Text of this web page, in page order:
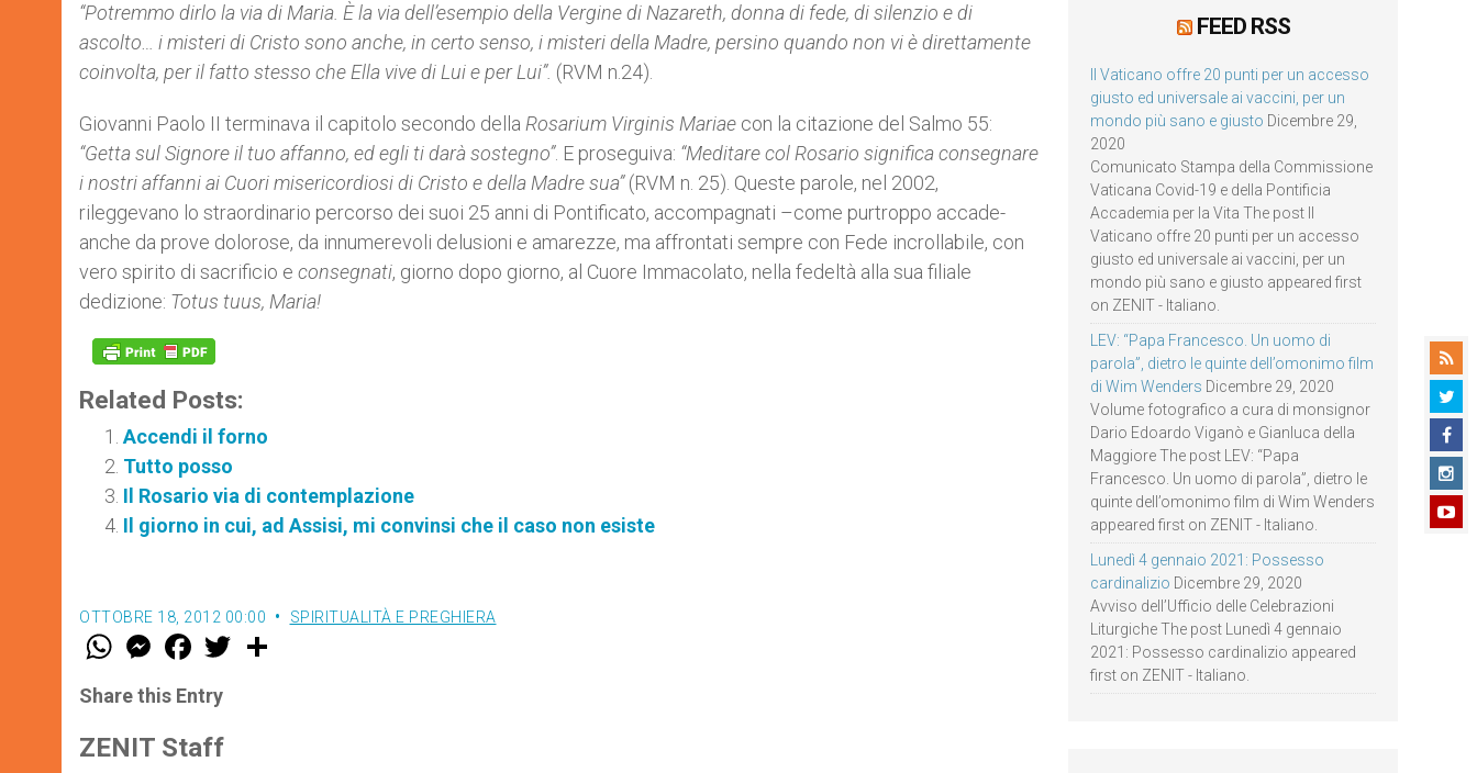
“Potremmo dirlo la via di Maria. È la via dell’esempio della Vergine di Nazareth, donna di fede, di silenzio e di
ascolto… i misteri di Cristo sono anche, in certo senso, i misteri della Madre, persino quando non vi è direttamente
coinvolta, per il fatto stesso che Ella vive di Lui e per Lui”. (RVM n.24).
Giovanni Paolo II terminava il capitolo secondo della Rosarium Virginis Mariae con la citazione del Salmo 55:
“Getta sul Signore il tuo affanno, ed egli ti darà sostegno”. E proseguiva: “Meditare col Rosario significa consegnare
i nostri affanni ai Cuori misericordiosi di Cristo e della Madre sua”(RVM n. 25). Queste parole, nel 2002,
rileggevano lo straordinario percorso dei suoi 25 anni di Pontificato, accompagnati –come purtroppo accade-
anche da prove dolorose, da innumerevoli delusioni e amarezze, ma affrontati sempre con Fede incrollabile, con
vero spirito di sacrificio e consegnati, giorno dopo giorno, al Cuore Immacolato, nella fedeltà alla sua filiale
dedizione: Totus tuus, Maria!
Related Posts:
Accendi il forno
Tutto posso
Il Rosario via di contemplazione
Il giorno in cui, ad Assisi, mi convinsi che il caso non esiste
OTTOBRE 18, 2012 00:00 SPIRITUALITÀ E PREGHIERA
W
t
s
p
p
M
e
s
e
g
e
F
a
e
b
o
k
w
Share this Entry
ZENIT Staff
FEED RSS
Il Vaticano offre 20 punti per un accesso
giusto ed universale ai vaccini, per un
mondo più sano e giusto Dicembre 29,
2020
Comunicato Stampa della Commissione
Vaticana Covid-19 e della Pontificia
Accademia per la Vita The post Il
Vaticano offre 20 punti per un accesso
giusto ed universale ai vaccini, per un
mondo più sano e giusto appeared first
on ZENIT - Italiano.
LEV: “Papa Francesco. Un uomo di
parola”, dietro le quinte dell’omonimo film
di Wim Wenders Dicembre 29, 2020
Volume fotografico a cura di monsignor
Dario Edoardo Viganò e Gianluca della
Maggiore The post LEV: “Papa
Francesco. Un uomo di parola”, dietro le
quinte dell’omonimo film di Wim Wenders
appeared first on ZENIT - Italiano.
Lunedì 4 gennaio 2021: Possesso
cardinalizio Dicembre 29, 2020
Avviso dell’Ufficio delle Celebrazioni
Liturgiche The post Lunedì 4 gennaio
2021: Possesso cardinalizio appeared
first on ZENIT - Italiano.